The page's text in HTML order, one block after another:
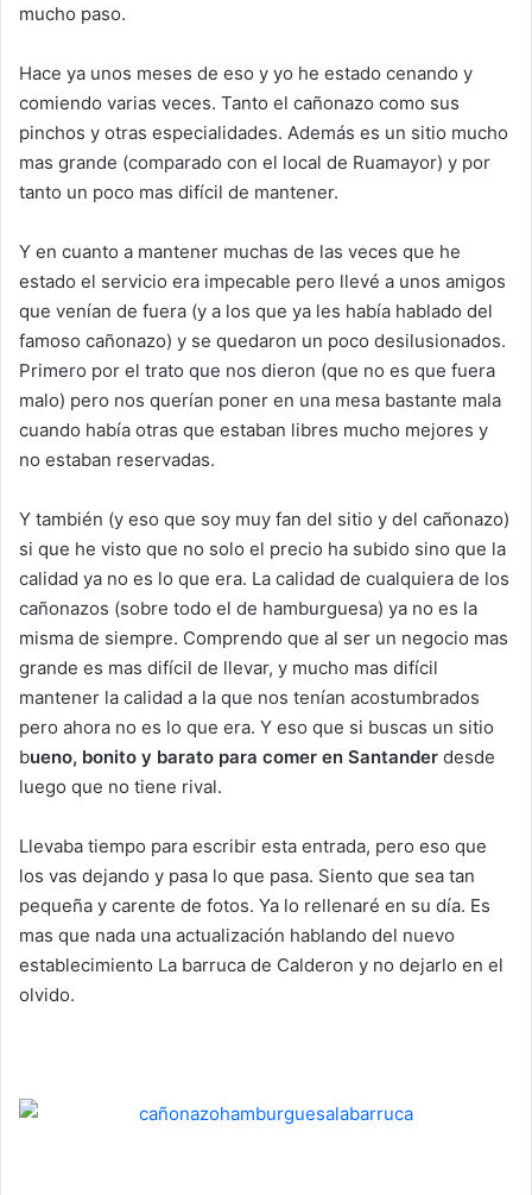
mucho paso.
Hace ya unos meses de eso y yo he estado cenando y
comiendo varias veces. Tanto el cañonazo como sus
pinchos y otras especialidades. Además es un sitio mucho
mas grande (comparado con el local de Ruamayor) y por
tanto un poco mas difícil de mantener.
Y en cuanto a mantener muchas de las veces que he
estado el servicio era impecable pero llevé a unos amigos
que venían de fuera (y a los que ya les había hablado del
famoso cañonazo) y se quedaron un poco desilusionados.
Primero por el trato que nos dieron (que no es que fuera
malo) pero nos querían poner en una mesa bastante mala
cuando había otras que estaban libres mucho mejores y
no estaban reservadas.
Y también (y eso que soy muy fan del sitio y del cañonazo)
si que he visto que no solo el precio ha subido sino que la
calidad ya no es lo que era. La calidad de cualquiera de los
cañonazos (sobre todo el de hamburguesa) ya no es la
misma de siempre. Comprendo que al ser un negocio mas
grande es mas difícil de llevar, y mucho mas difícil
mantener la calidad a la que nos tenían acostumbrados
pero ahora no es lo que era. Y eso que si buscas un sitio
bueno, bonito y barato para comer en Santander desde
luego que no tiene rival.
Llevaba tiempo para escribir esta entrada, pero eso que
los vas dejando y pasa lo que pasa. Siento que sea tan
pequeña y carente de fotos. Ya lo rellenaré en su día. Es
mas que nada una actualización hablando del nuevo
establecimiento La barruca de Calderon y no dejarlo en el
olvido.